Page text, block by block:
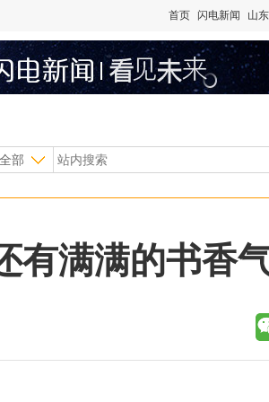
首页 闪电新闻 山
部
有满满的书香